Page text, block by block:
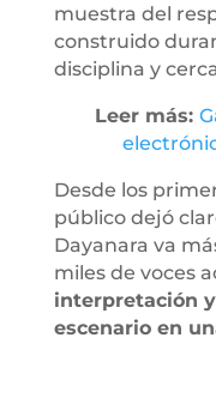
muestra del
construido
disciplina y
Leer más:
Desde los
público dejó
Dayanara va
miles de voces
interpretación
escenario en